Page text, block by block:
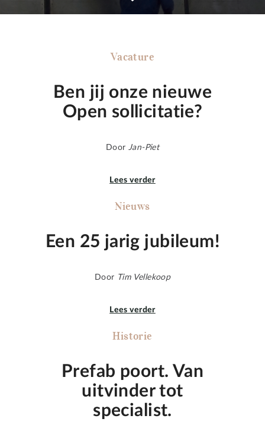
Vacature
Ben jij onze nieuwe
Open sollicitatie?
Door Jan-Piet
Lees verder
Nieuws
Een 25 jarig jubileum!
Door Tim Vellekoop
Lees verder
Historie
Prefab poort. Van
uitvinder tot
specialist.